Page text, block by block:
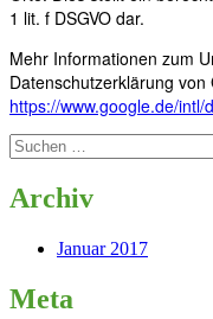
1 lit. f DSGVO dar.
Mehr Informationen zum
Datenschutzerklärung von
https://www.google.de/intl/
Suche
nach:
Archiv
Januar 2017
Meta